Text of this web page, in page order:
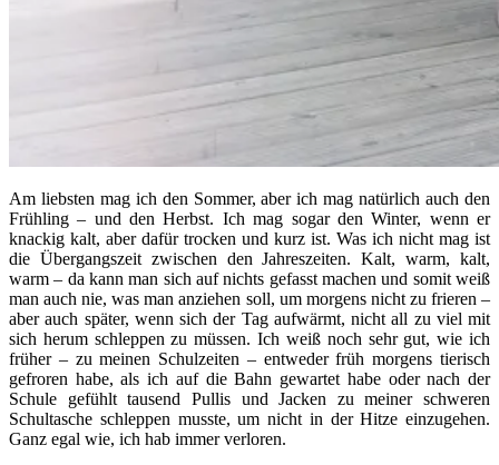
Am liebsten mag ich den Sommer, aber ich mag natürlich auch den
Frühling – und den Herbst. Ich mag sogar den Winter, wenn er
knackig kalt, aber dafür trocken und kurz ist. Was ich nicht mag ist
die Übergangszeit zwischen den Jahreszeiten. Kalt, warm, kalt,
warm – da kann man sich auf nichts gefasst machen und somit weiß
man auch nie, was man anziehen soll, um morgens nicht zu frieren –
aber auch später, wenn sich der Tag aufwärmt, nicht all zu viel mit
sich herum schleppen zu müssen. Ich weiß noch sehr gut, wie ich
früher – zu meinen Schulzeiten – entweder früh morgens tierisch
gefroren habe, als ich auf die Bahn gewartet habe oder nach der
Schule gefühlt tausend Pullis und Jacken zu meiner schweren
Schultasche schleppen musste, um nicht in der Hitze einzugehen.
Ganz egal wie, ich hab immer verloren.